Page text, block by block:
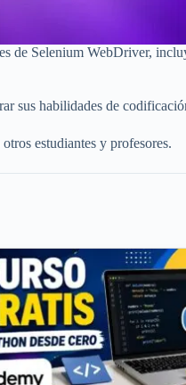
de Selenium WebDriver,
sus habilidades de
estudiantes y profesores.